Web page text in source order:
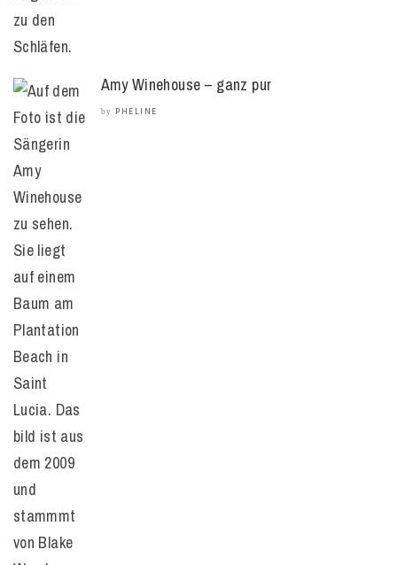
Amy Winehouse – ganz pur
by PHELINE